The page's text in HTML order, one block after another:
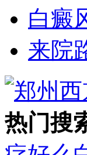
白癜
来院
热门搜